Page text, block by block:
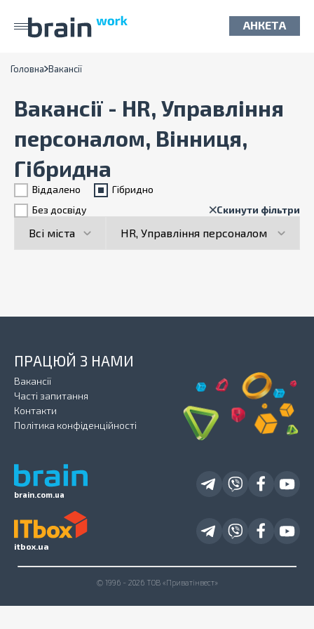
АНКЕТА
Головна Вакансії
Вакансії - HR, Управління
персоналом, Вінниця,
Гібридна
Віддалено
Гiбридно
Без досвіду
Скинути фільтри
brain.com.ua
ПРАЦЮЙ З НАМИ
Вакансії
Часті запитання
Контакти
Політика конфіденційності
itbox.ua
© 1996 - 2026 ТОВ «Приватінвест»